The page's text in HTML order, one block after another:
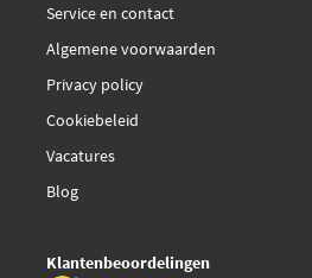
IPD K62091
Ijs Group 93-1023
KM International FI0370
Service en contact
Algemene voorwaarden
Privacy policy
Cookiebeleid
Vacatures
Blog
Klantenbeoordelingen